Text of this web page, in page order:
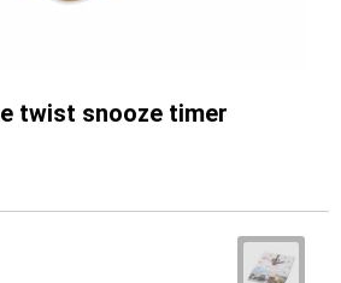
twist snooze timer